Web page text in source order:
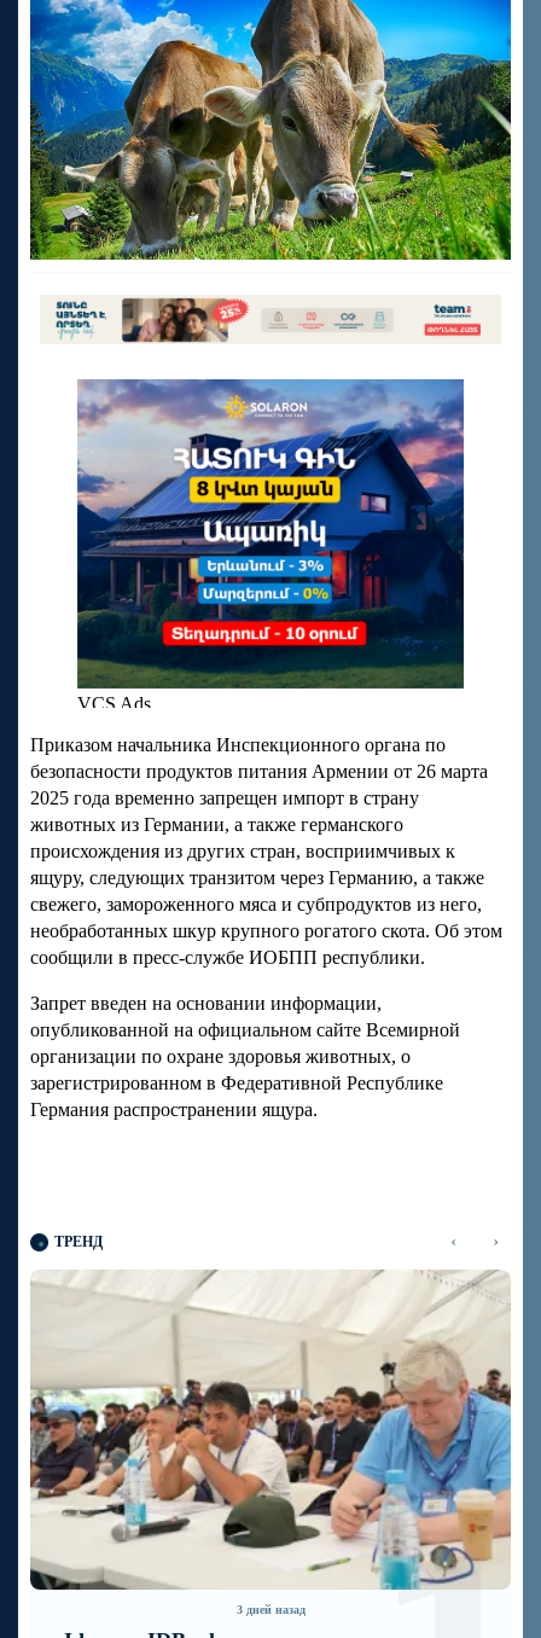
Приказом начальника Инспекционного органа по
безопасности продуктов питания Армении от 26 марта
2025 года временно запрещен импорт в страну
животных из Германии, а также германского
происхождения из других стран, восприимчивых к
ящуру, следующих транзитом через Германию, а также
свежего, замороженного мяса и субпродуктов из него,
необработанных шкур крупного рогатого скота. Об этом
сообщили в пресс-службе ИОБПП республики.
Запрет введен на основании информации,
опубликованной на официальном сайте Всемирной
организации по охране здоровья животных, о
зарегистрированном в Федеративной Республике
Германия распространении ящура.
ТРЕНД
7 дней назад
‹ ›